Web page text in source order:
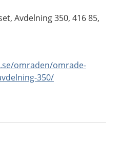
Avdelning 350, 416 85,
omraden/omrade-
350/